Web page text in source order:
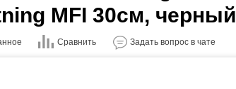
MFI 30см,
Сравнить Задать вопрос в чате